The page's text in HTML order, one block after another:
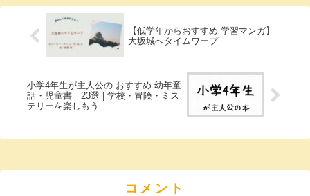
【低学年からおすすめ 学習マンガ】
大坂城へタイムワープ
小学4年生が主人公の おすすめ 幼年童
話・児童書 23選 | 学校・冒険・ミス
テリーを楽しもう
コメント